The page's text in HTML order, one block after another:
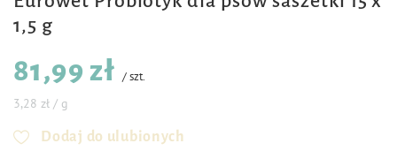
1,5 g
81,99 zł /szt.
3,28 zł / g
Dodaj do ulubionych